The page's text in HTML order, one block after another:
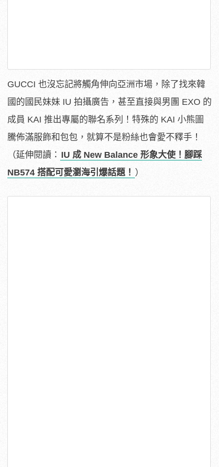
GUCCI 也沒忘記將觸角伸向亞洲市場，除了找來韓
國的國民妹妹 IU 拍攝廣告，甚至直接與男團 EXO 的
成員 KAI 推出專屬的聯名系列！特殊的 KAI 小熊圖
騰佈滿服飾和包包，就算不是粉絲也會愛不釋手！
（延伸閱讀： IU 成 New Balance 形象大使！腳踩
NB574 搭配可愛瀏海引爆話題！ ）